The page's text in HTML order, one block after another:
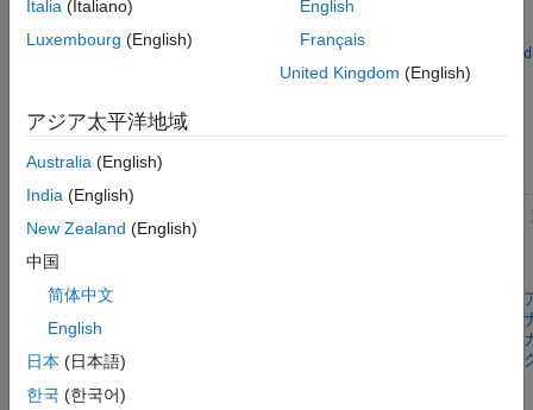
dipoleFolded
rhombic
Italia (Italiano)
Luxembourg (English)
English
Français
United Kingdom (English)
アジア太平洋地域
Australia (English)
India (English)
New Zealand (English)
中国
简体中文
English
日本 (日本語)
한국 (한국어)